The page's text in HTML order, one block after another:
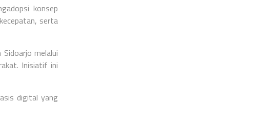
konsep
serta
melalui
Inisiatif ini
digital yang